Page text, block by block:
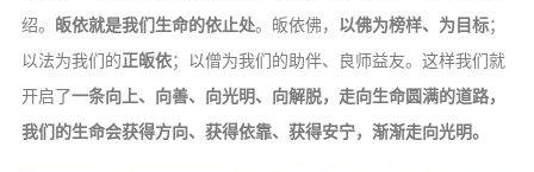
绍。 皈依就是我们生命的依止处。皈依佛， 以佛为榜样、为目标；
以法为我们的正皈依；以僧为我们的助伴、良师益友。这样我们就
开启了一条向上、向善、向光明、向解脱，走向生命圆满的道路，
我们的生命会获得方向、获得依靠、获得安宁，渐渐走向光明。